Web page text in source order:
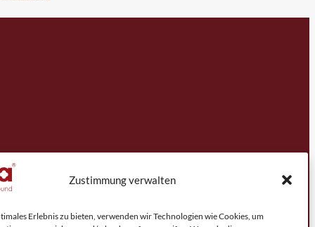
Zustimmung verwalten
Erlebnis zu bieten, verwenden wir Technologien wie Cookies, um